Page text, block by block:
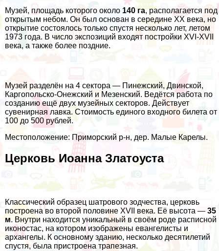
Музей, площадь которого около 140 га, располагается под
открытым небом. Он был основан в середине XX века, но
открытие состоялось только спустя несколько лет, летом
1973 года. В число экспозиций входят постройки XVI-XVII
века, а также более поздние.
Музей разделён на 4 сектора — Пинежский, Двинской,
Каргопольско-Онежский и Мезенский. Ведётся работа по
созданию ещё двух музейных секторов. Действует
сувенирная лавка. Стоимость единого входного билета от
100 до 500 рублей.
Местоположение: Приморский р-н, дер. Малые Карелы.
Церковь Иоанна Златоуста
Классический образец шатрового зодчества, церковь
построена во второй половине XVII века. Её высота — 35
м. Внутри находится уникальный в своём роде расписной
иконостас, на котором изображены евангелисты и
архангелы. К основному зданию, несколько десятилетий
спустя, была пристроена трапезная.